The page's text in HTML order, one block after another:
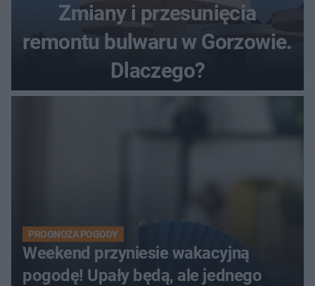
Zmiany i przesunięcia
remontu bulwaru w Gorzowie.
Dlaczego?
PROGNOZA POGODY
Weekend przyniesie wakacyjną
pogodę! Upały będą, ale jednego